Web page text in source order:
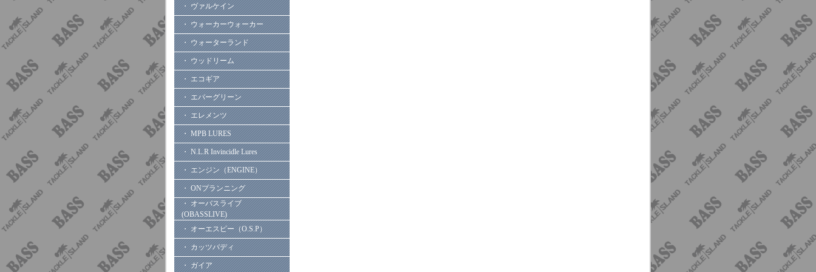
・ ヴァルケイン
・ ウォーカーウォーカー
・ ウォーターランド
・ ウッドリーム
・ エコギア
・ エバーグリーン
・ エレメンツ
・ MPB LURES
・ N.L.R Invincidle Lures
・ エンジン（ENGINE）
・ ONプランニング
・ オーバスライブ
(OBASSLIVE)
・ オーエスピー（O.S.P）
・ カッツバディ
・ ガイア